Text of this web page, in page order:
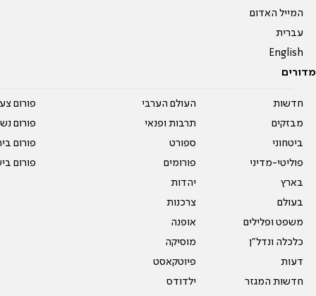
המייל האדום
עברית
English
מדורים
חדשות
מבזקים
ביטחוני
פוליטי-מדיני
בארץ
בעולם
משפט ופלילים
כלכלה ונדל"ן
דעות
חדשות המגזר
העולם הערבי
תרבות ופנאי
ספורט
פורומים
יהדות
צרכנות
אופנה
מוסיקה
פיוטקאסט
ילדודס
פורום
פורום
פורום
פורום